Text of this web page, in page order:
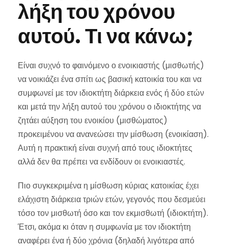
λήξη του χρόνου
αυτού. Τι να κάνω;
Είναι συχνό το φαινόμενο ο ενοικιαστής (μισθωτής)
να νοικιάζει ένα σπίτι ως βασική κατοικία του και να
συμφωνεί με τον ιδιοκτήτη διάρκεια ενός ή δύο ετών
και μετά την λήξη αυτού του χρόνου ο ιδιοκτήτης να
ζητάει αύξηση του ενοικίου (μισθώματος)
προκειμένου να ανανεώσει την μίσθωση (ενοικίαση).
Αυτή η πρακτική είναι συχνή από τους ιδιοκτήτες
αλλά δεν θα πρέπει να ενδίδουν οι ενοικιαστές.
Πιο συγκεκριμένα η μίσθωση κύριας κατοικίας έχει
ελάχιστη διάρκεια τριών ετών, γεγονός που δεσμεύει
τόσο τον μισθωτή όσο και τον εκμισθωτή (ιδιοκτήτη).
Έτσι, ακόμα κι όταν η συμφωνία με τον ιδιοκτήτη
αναφέρει ένα ή δύο χρόνια (δηλαδή λιγότερα από